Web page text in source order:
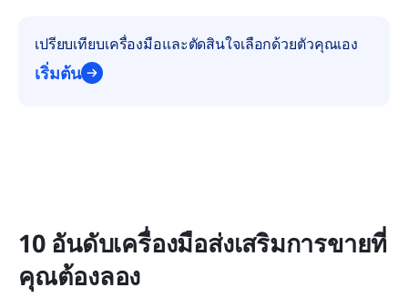
เปรียบเทียบเครื่องมือและตัดสินใจเลือกด้วยตัวคุณเอง
เริ่มต้น
10 อันดับเครื่องมือส่งเสริมการขายที่
คุณต้องลอง